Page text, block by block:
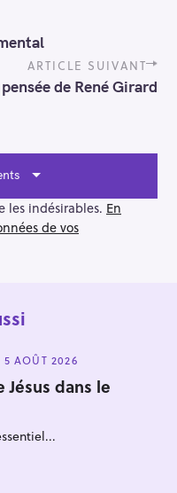
ARTICLE SUIVANT
de René Girard
les indésirables. En
de vos
5 AOÛT 2026
Jésus dans le